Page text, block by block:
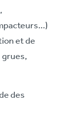
et de
des